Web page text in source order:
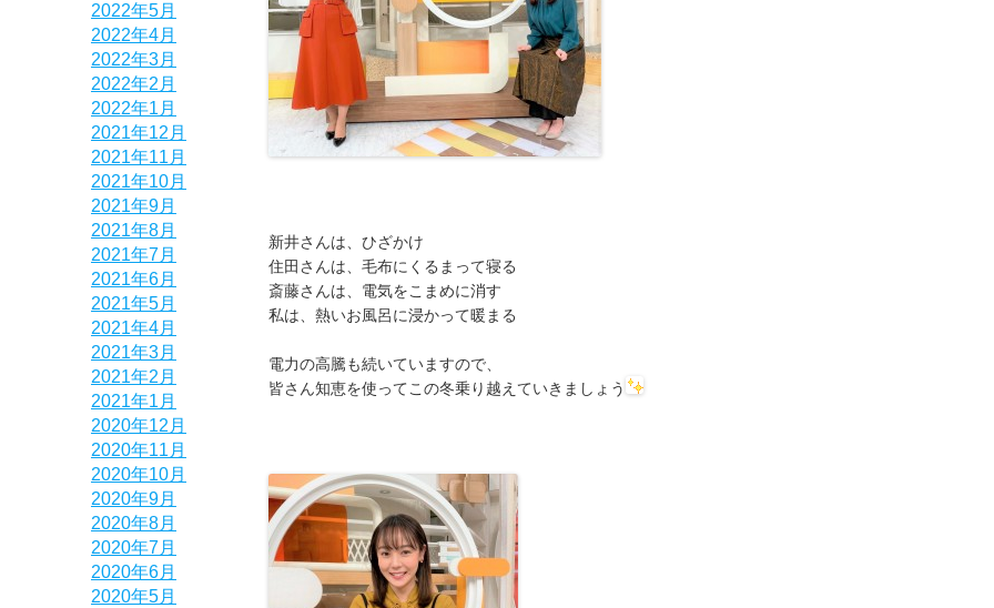
2022年5月
2022年4月
2022年3月
2022年2月
2022年1月
2021年12月
2021年11月
2021年10月
2021年9月
2021年8月
2021年7月
2021年6月
2021年5月
2021年4月
2021年3月
2021年2月
2021年1月
2020年12月
2020年11月
2020年10月
2020年9月
2020年8月
2020年7月
2020年6月
2020年5月
新井さんは、ひざかけ
住田さんは、毛布にくるまって寝る
斎藤さんは、電気をこまめに消す
私は、熱いお風呂に浸かって暖まる
電力の高騰も続いていますので、
皆さん知恵を使ってこの冬乗り越えていきましょう